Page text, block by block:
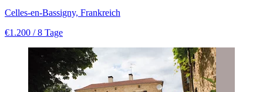
Celles-en-Bassigny, Frankreich
€1.200 / 8 Tage